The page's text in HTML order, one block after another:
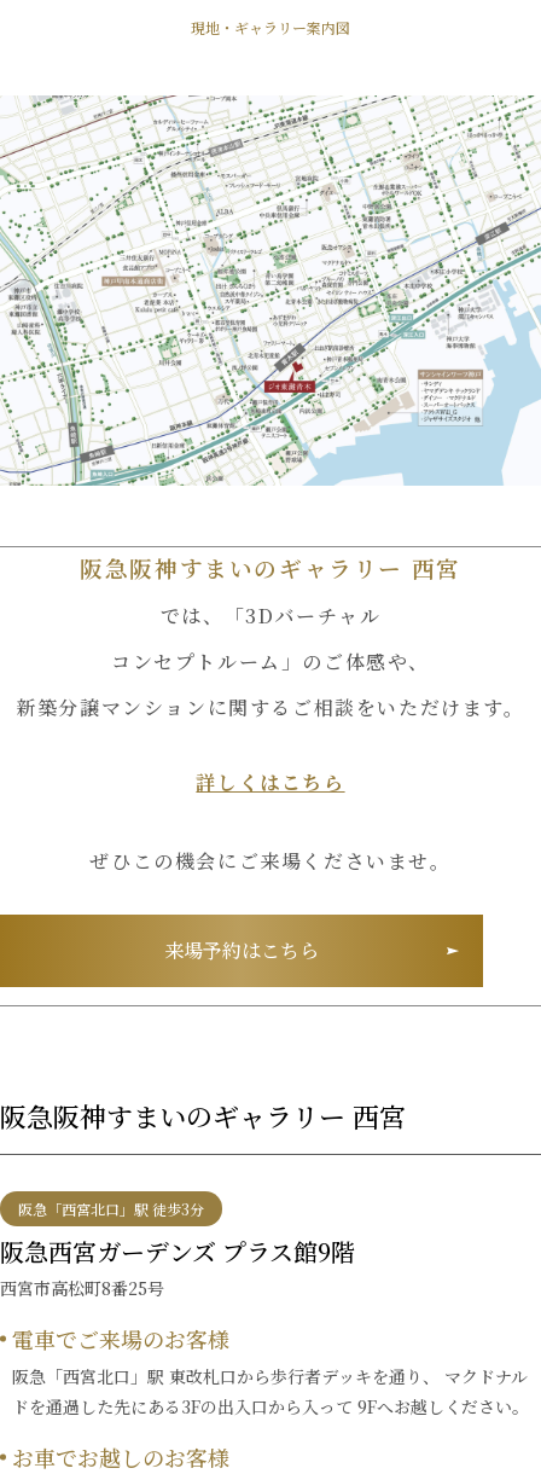
現地・ギャラリー案内図
阪急阪神すまいのギャラリー 西宮
では、
「3Dバーチャル
コンセプトルーム」のご体感や、
新築分譲マンションに関する ご相談をいただけます。
詳しくはこちら
ぜひこの機会にご来場くださいませ。
来場予約はこちら
阪急阪神すまいのギャラリー 西宮
阪急「西宮北口」駅 徒歩3分
阪急西宮ガーデンズ プラス館9階
西宮市高松町8番25号
電車でご来場のお客様
阪急「西宮北口」駅 東改札口から歩行者デッキを通り、 マクドナル
ドを通過した先にある3Fの出入口から入って 9Fへお越しください。
お車でお越しのお客様